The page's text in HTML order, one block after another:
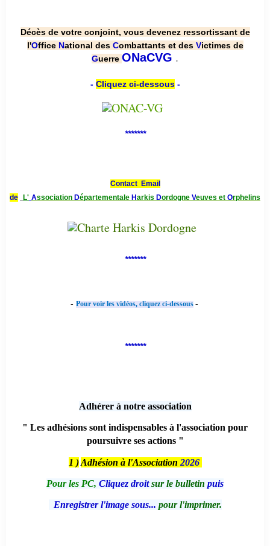
Décès de votre conjoint, vous devenez ressortissant de
l'Office National des Combattants et des Victimes de
Guerre ONaCVG .
- Cliquez ci-dessous-
*******
Contact Email
de
L' Association Départementale Harkis Dordogne Veuves et Orphelins
*******
- Pour voir les vidéos, cliquez ci-dessous -
*******
Adhérer à notre association
" Les adhésions sont indispensables à l'association pour
poursuivre ses actions "
1 ) Adhésion à l'Association 2026
Pour les PC, Cliquez droitsur le bulletin puis
Enregistrer l'image sous... pour l'imprimer.